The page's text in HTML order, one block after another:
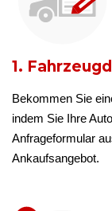
1.
Bekommen Sie
indem Sie Ihre
Anfrageformular
Ankaufsangebot.